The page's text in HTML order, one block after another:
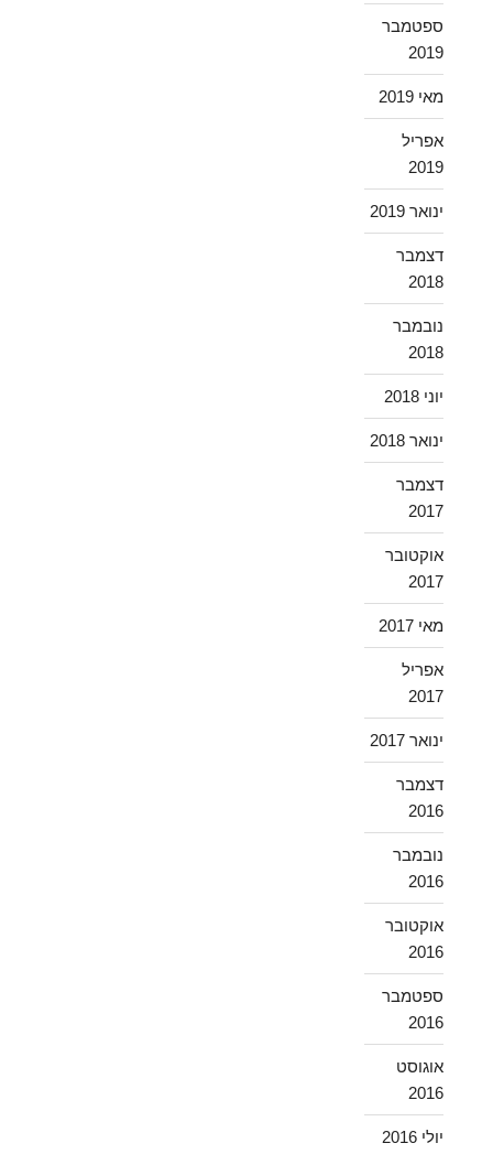
ספטמבר
2019
מאי 2019
אפריל
2019
ינואר 2019
דצמבר
2018
נובמבר
2018
יוני 2018
ינואר 2018
דצמבר
2017
אוקטובר
2017
מאי 2017
אפריל
2017
ינואר 2017
דצמבר
2016
נובמבר
2016
אוקטובר
2016
ספטמבר
2016
אוגוסט
2016
יולי 2016